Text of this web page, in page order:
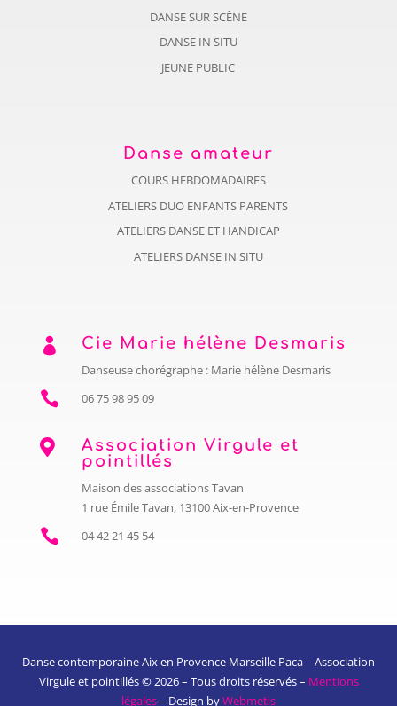
DANSE SUR SCÈNE
DANSE IN SITU
JEUNE PUBLIC
Danse amateur
COURS HEBDOMADAIRES
ATELIERS DUO ENFANTS PARENTS
ATELIERS DANSE ET HANDICAP
ATELIERS DANSE IN SITU
 Cie Marie hélène Desmaris
Danseuse chorégraphe : Marie hélène Desmaris
 06 75 98 95 09

Association Virgule et
pointillés
Maison des associations Tavan
1 rue Émile Tavan, 13100 Aix-en-Provence
 04 42 21 45 54
Danse contemporaine Aix en Provence Marseille Paca – Association
Virgule et pointillés © 2026 – Tous droits réservés – Mentions
légales– Design byWebmetis